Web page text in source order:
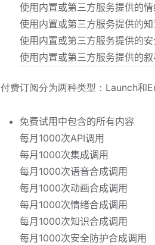
使用内置或第三方服务提供的
使用内置或第三方服务提供的知
使用内置或第三方服务提供的
使用内置或第三方服务提供的
付费订阅分为两种类型：Launch和
免费试用中包含的所有内容
每月1000次API调用
每月1000次集成调用
每月1000次语音合成调用
每月1000次动画合成调用
每月1000次情绪合成调用
每月1000次知识合成调用
每月1000次安全防护合成调用